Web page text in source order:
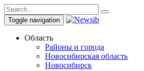
Toggle navigation
Область
Районы и города
Новосибирская область
Новосибирск